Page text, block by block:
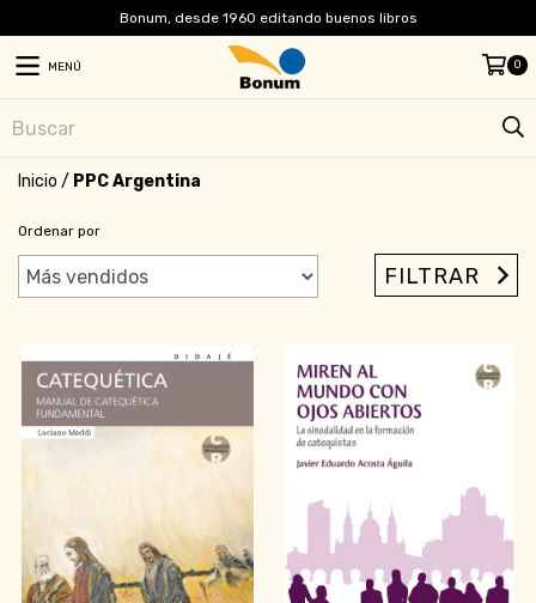
Bonum, desde 1960 editando buenos libros
MENÚ 0
Inicio / PPC Argentina
Ordenar por
FILTRAR